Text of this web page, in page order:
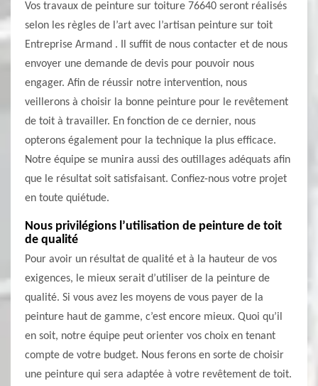
Vos travaux de peinture sur toiture 76640 seront réalisés
selon les règles de l’art avec l’artisan peinture sur toit
Entreprise Armand . Il suffit de nous contacter et de nous
envoyer une demande de devis pour pouvoir nous
engager. Afin de réussir notre intervention, nous
veillerons à choisir la bonne peinture pour le revêtement
de toit à travailler. En fonction de ce dernier, nous
opterons également pour la technique la plus efficace.
Notre équipe se munira aussi des outillages adéquats afin
que le résultat soit satisfaisant. Confiez-nous votre projet
en toute quiétude.
Nous privilégions l’utilisation de peinture de toit
de qualité
Pour avoir un résultat de qualité et à la hauteur de vos
exigences, le mieux serait d’utiliser de la peinture de
qualité. Si vous avez les moyens de vous payer de la
peinture haut de gamme, c’est encore mieux. Quoi qu’il
en soit, notre équipe peut orienter vos choix en tenant
compte de votre budget. Nous ferons en sorte de choisir
une peinture qui sera adaptée à votre revêtement de toit.